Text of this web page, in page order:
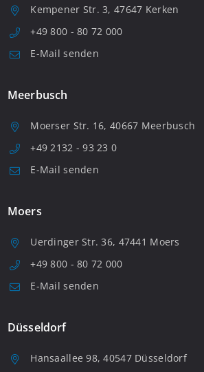
Kempener Str. 3, 47647 Kerken
+49 800 - 80 72 000
E-Mail senden
Meerbusch
Moerser Str. 16, 40667 Meerbusch
+49 2132 - 93 23 0
E-Mail senden
Moers
Uerdinger Str. 36, 47441 Moers
+49 800 - 80 72 000
E-Mail senden
Düsseldorf
Hansaallee 98, 40547 Düsseldorf